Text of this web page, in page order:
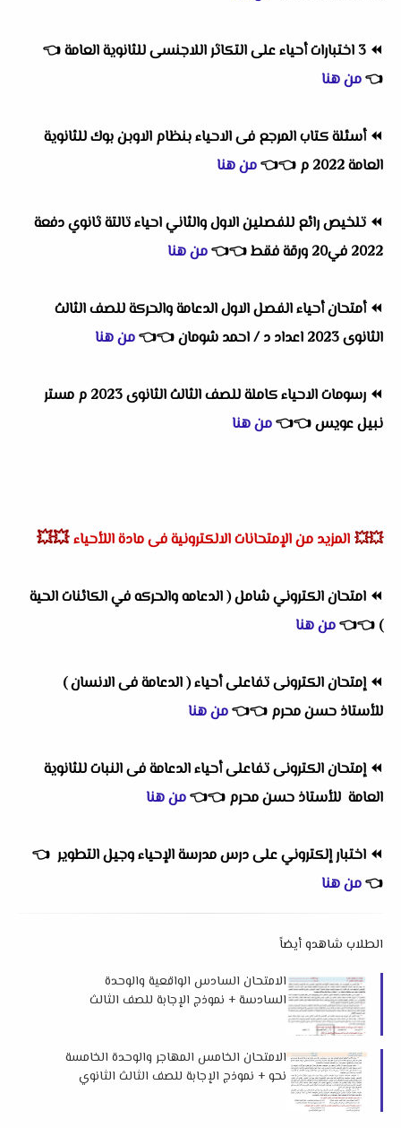
⏪ 3 اختبارات أحياء على التكاثر اللاجنسى للثانوية العامة
👈
👈من هنا
⏪أسئلة كتاب المرجع فى الاحياء بنظام الاوبن بوك للثانوية
العامة 2022 م
👈
👈من هنا
⏪ تلخيص رائع للفصلين الاول والثاني احياء تالتة ثانوي دفعة
2022 في20 ورقة فقط
👈
👈من هنا
⏪ أمتحان أحياء الفصل الاول الدعامة والحركة للصف الثالث
الثانوى 2023 اعداد د / احمد شومان
👈
👈من هنا
⏪
رسومات الاحياء كاملة للصف الثالث الثانوى 2023 م مستر
نبيل عويس👈
👈من هنا
💥💥 المزيد من الإمتحانات الالكترونية فى مادة اللأحياء 💥💥
⏪ امتحان الكتروني شامل ( الدعامه والحركه في الكائنات الحية
)
👈
👈من هنا
⏪إمتحان الكترونى تفاعلى أحياء ( الدعامة فى الانسان )
للأستاذ حسن محرم 👈
👈من هنا
⏪إمتحان الكترونى تفاعلى أحياء الدعامة فى النبات للثانوية
العامة للأستاذ حسن محرم 👈
👈من هنا
⏪ اختبار إلكتروني على درس مدرسة الإحياء وجيل التطوير 👈
👈من هنا
الطلاب شاهدو أيضاً
الامتحان السادس الواقعية والوحدة
السادسة + نموذج الإجابة للصف الثالث
الامتحان الخامس المهاجر والوحدة الخامسة
نحو + نموذج الإجابة للصف الثالث الثانوي